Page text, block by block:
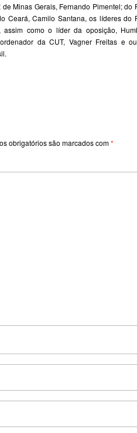
Minas Gerais, Fernando Pimentel; do
Ceará, Camilo Santana, os líderes do
como o líder da oposição,
da CUT, Vagner Freitas e
obrigatórios são marcados com*